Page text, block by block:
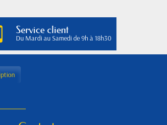
Service client
Du Mardi au Samedi de 9h à 18h30